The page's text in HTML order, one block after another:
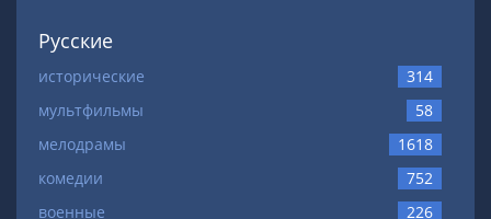
Русские
исторические
314
мультфильмы
58
мелодрамы
1618
комедии
752
военные
226